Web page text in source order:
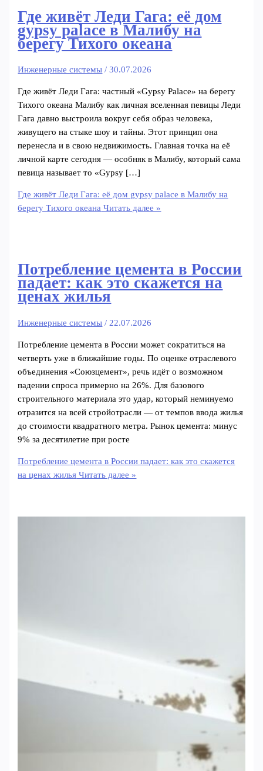
Где живёт Леди Гага: её дом
gypsy palace в Малибу на
берегу Тихого океана
Инженерные системы /30.07.2026
Где живёт Леди Гага: частный «Gypsy Palace» на берегу
Тихого океана Малибу как личная вселенная певицы Леди
Гага давно выстроила вокруг себя образ человека,
живущего на стыке шоу и тайны. Этот принцип она
перенесла и в свою недвижимость. Главная точка на её
личной карте сегодня — особняк в Малибу, который сама
певица называет то «Gypsy […]
Где живёт Леди Гага: её дом gypsy palace в Малибу на
берегу Тихого океана Читать далее »
Потребление цемента в России
падает: как это скажется на
ценах жилья
Инженерные системы / 22.07.2026
Потребление цемента в России может сократиться на
четверть уже в ближайшие годы. По оценке отраслевого
объединения «Союзцемент», речь идёт о возможном
падении спроса примерно на 26%. Для базового
строительного материала это удар, который неминуемо
отразится на всей стройотрасли — от темпов ввода жилья
до стоимости квадратного метра. Рынок цемента: минус
9% за десятилетие при росте
Потребление цемента в России падает: как это скажется
на ценах жилья Читать далее »